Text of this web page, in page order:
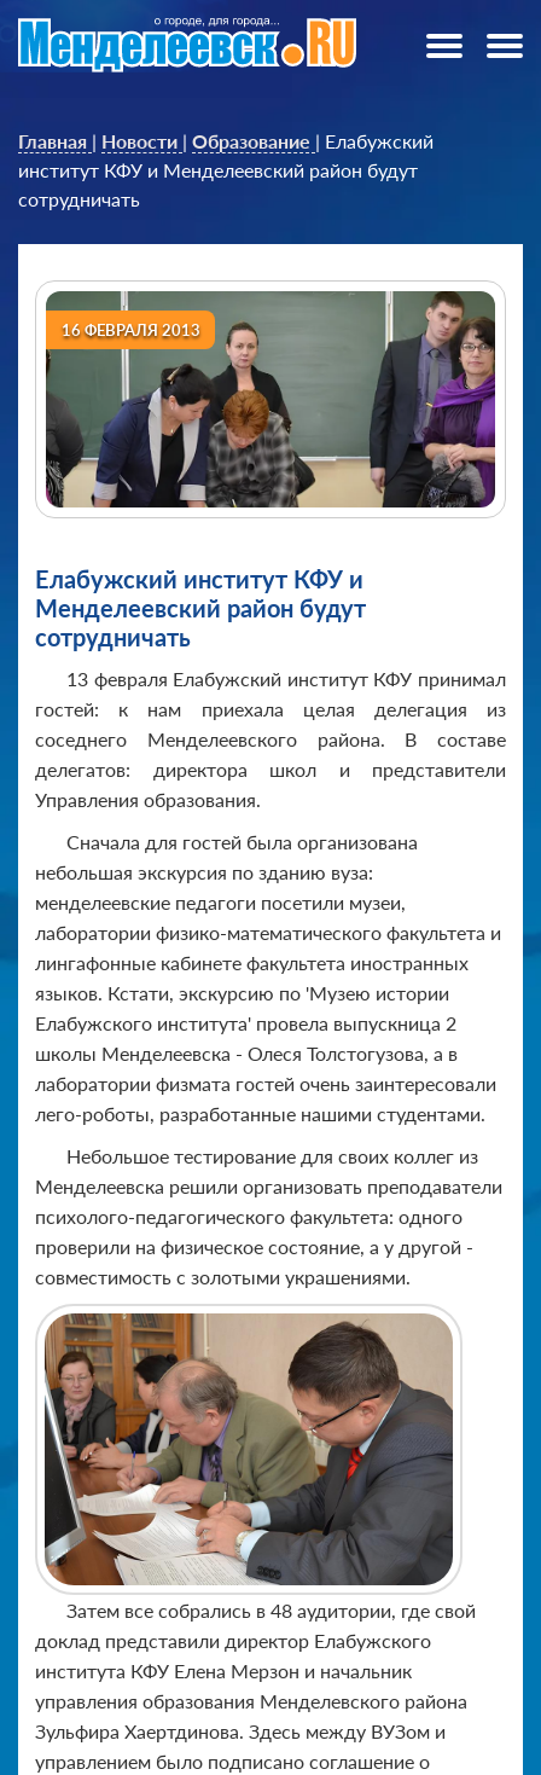
Главная | Новости | Образование | Елабужский
институт КФУ и Менделеевский район будут
сотрудничать
16 ФЕВРАЛЯ 2013
Елабужский институт КФУ и
Менделеевский район будут
сотрудничать
13 февраля Елабужский институт КФУ принимал
гостей: к нам приехала целая делегация из
соседнего Менделеевского района. В составе
делегатов: директора школ и представители
Управления образования.
Сначала для гостей была организована
небольшая экскурсия по зданию вуза:
менделеевские педагоги посетили музеи,
лаборатории физико-математического факультета и
лингафонные кабинете факультета иностранных
языков. Кстати, экскурсию по 'Музею истории
Елабужского института' провела выпускница 2
школы Менделеевска - Олеся Толстогузова, а в
лаборатории физмата гостей очень заинтересовали
лего-роботы, разработанные нашими студентами.
Небольшое тестирование для своих коллег из
Менделеевска решили организовать преподаватели
психолого-педагогического факультета: одного
проверили на физическое состояние, а у другой -
совместимость с золотыми украшениями.
Затем все собрались в 48 аудитории, где свой
доклад представили директор Елабужского
института КФУ Елена Мерзон и начальник
управления образования Менделевского района
Зульфира Хаертдинова. Здесь между ВУЗом и
управлением было подписано соглашение о